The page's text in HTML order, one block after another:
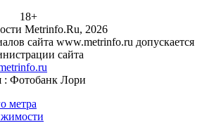
18+
Metrinfo.Ru, 2026
сайта www.metrinfo.ru допускается
сайта
: Фотобанк Лори
метра